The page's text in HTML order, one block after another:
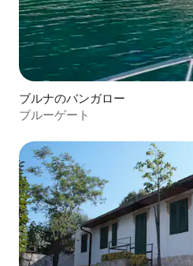
ブルナのバンガロー
ブルーゲート